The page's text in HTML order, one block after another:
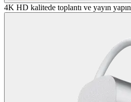
4K HD kalitede toplantı ve yayın yapın